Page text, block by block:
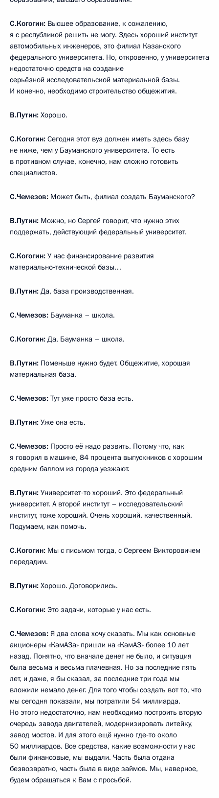
С.Когогин: Высшее образование, к сожалению,
я с республикой решить не могу. Здесь хороший институт
автомобильных инженеров, это филиал Казанского
федерального университета. Но, откровенно, у университета
недостаточно средств на создание
серьёзной исследовательской материальной базы.
И конечно, необходимо строительство общежития.
В.Путин: Хорошо.
С.Когогин: Сегодня этот вуз должен иметь здесь базу
не ниже, чем у Бауманского университета. То есть
в противном случае, конечно, нам сложно готовить
специалистов.
С.Чемезов: Может быть, филиал создать Бауманского?
В.Путин: Можно, но Сергей говорит, что нужно этих
поддержать, действующий федеральный университет.
С.Когогин: У нас финансирование развития
материально‑технической базы…
В.Путин: Да, база производственная.
С.Чемезов: Бауманка – школа.
С.Когогин: Да, Бауманка – школа.
В.Путин: Поменьше нужно будет. Общежитие, хорошая
материальная база.
С.Чемезов: Тут уже просто база есть.
В.Путин: Уже она есть.
С.Чемезов: Просто её надо развить. Потому что, как
я говорил в машине, 84 процента выпускников с хорошим
средним баллом из города уезжают.
В.Путин: Университет‑то хороший. Это федеральный
университет. А второй институт – исследовательский
институт, тоже хороший. Очень хороший, качественный.
Подумаем, как помочь.
С.Когогин: Мы с письмом тогда, с Сергеем Викторовичем
передадим.
В.Путин: Хорошо. Договорились.
С.Когогин: Это задачи, которые у нас есть.
С.Чемезов: Я два слова хочу сказать. Мы как основные
акционеры «КамАЗа» пришли на «КамАЗ» более 10 лет
назад. Понятно, что вначале денег не было, и ситуация
была весьма и весьма плачевная. Но за последние пять
лет, и даже, я бы сказал, за последние три года мы
вложили немало денег. Для того чтобы создать вот то, что
мы сегодня показали, мы потратили 54 миллиарда.
Но этого недостаточно, нам необходимо построить вторую
очередь завода двигателей, модернизировать литейку,
завод мостов. И для этого ещё нужно где‑то около
50 миллиардов. Все средства, какие возможности у нас
были финансовые, мы выдали. Часть была отдана
безвозвратно, часть была в виде займов. Мы, наверное,
будем обращаться к Вам с просьбой.